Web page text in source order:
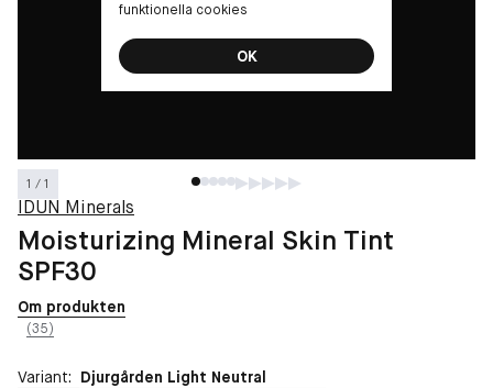
1 / 1
funktionella cookies
OK
IDUN Minerals
Moisturizing Mineral Skin Tint
SPF30
Om produkten
(35)
Variant: Djurgården Light Neutral